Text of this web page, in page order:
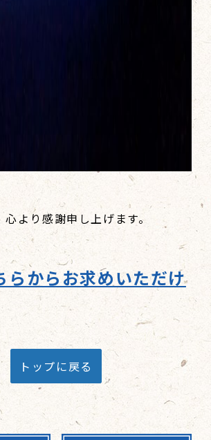
より感謝申し上げます。
らからお求めいただけ
トップに戻る